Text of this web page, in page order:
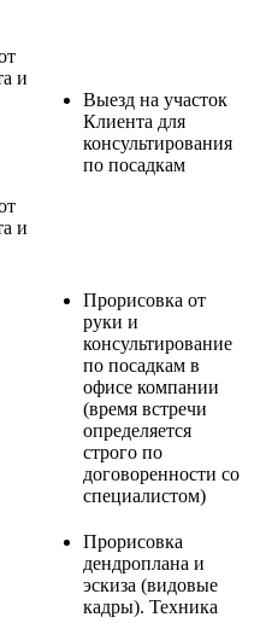
и
и
Выезд на участок
Клиента для
консультирования
по посадкам
Прорисовка от
руки и
консультирование
по посадкам в
офисе компании
(время встречи
определяется
строго по
договоренности со
специалистом)
Прорисовка
дендроплана и
эскиза (видовые
кадры). Техника